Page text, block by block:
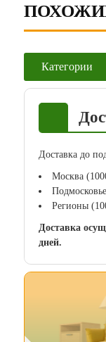
Категории
Доставка до
Москва
Регионы
Доставка
дней.